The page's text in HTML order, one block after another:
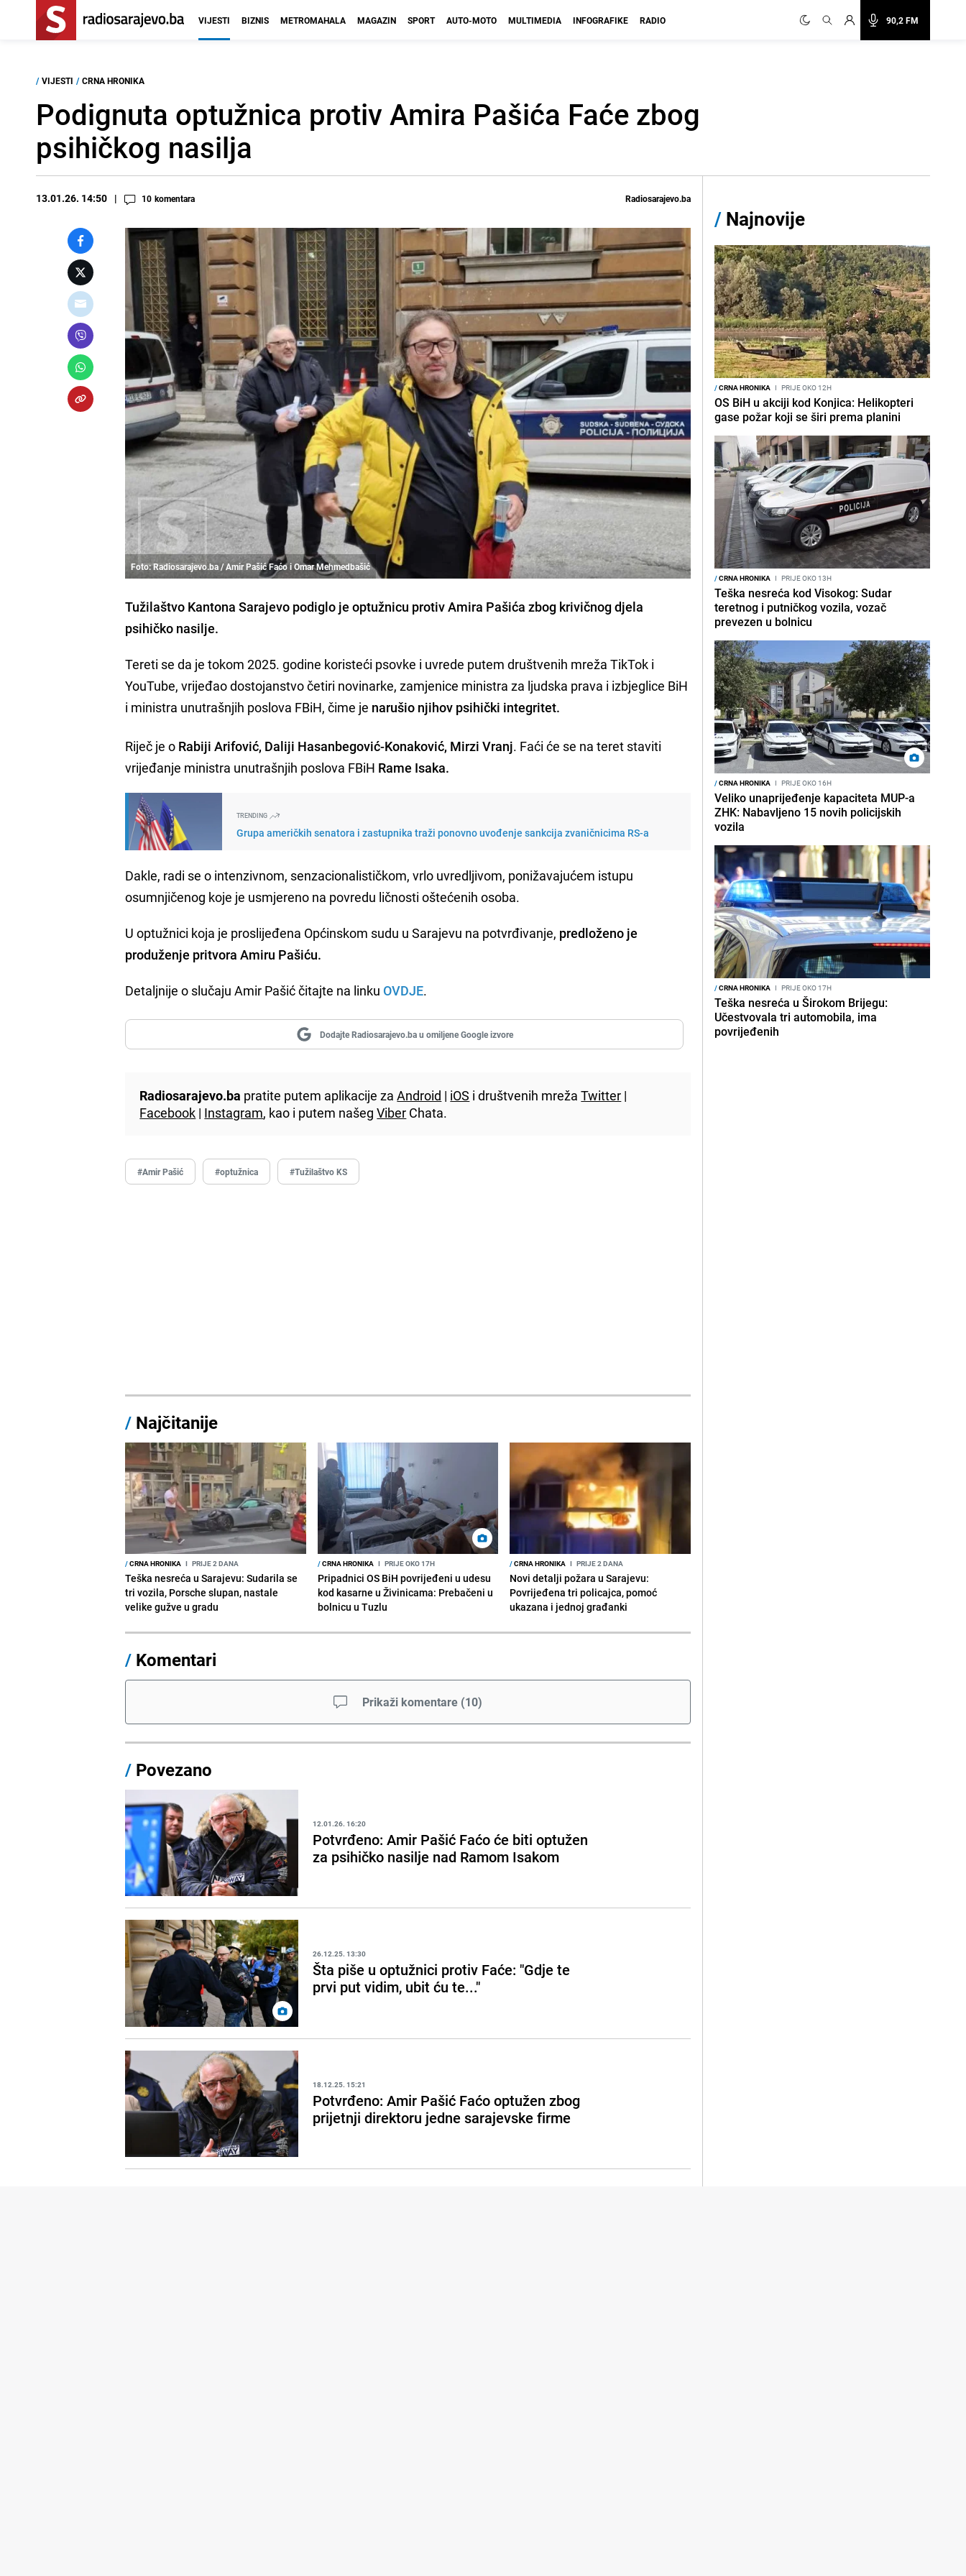
90,2 FM
VIJESTI BIZNIS METROMAHALA MAGAZIN SPORT AUTO-MOTO MULTIMEDIA INFOGRAFIKE RADIO
/ VIJESTI / CRNA HRONIKA
Podignuta optužnica protiv Amira Pašića Faće zbog
psihičkog nasilja
13.01.26. 14:50 10 komentara Radiosarajevo.ba
Foto: Radiosarajevo.ba / Amir Pašić Faćo i Omar Mehmedbašić
Tužilaštvo Kantona Sarajevo podiglo je optužnicu protiv Amira Pašića zbog krivičnog djela
psihičko nasilje.
Tereti se da je tokom 2025. godine koristeći psovke i uvrede putem društvenih mreža TikTok i
YouTube, vrijeđao dostojanstvo četiri novinarke, zamjenice ministra za ljudska prava i izbjeglice BiH
i ministra unutrašnjih poslova FBiH, čime je narušio njihov psihički integritet.
Riječ je o Rabiji Arifović, Daliji Hasanbegović-Konaković, Mirzi Vranj. Faći će se na teret staviti
vrijeđanje ministra unutrašnjih poslova FBiH Rame Isaka.
TRENDING
Grupa američkih senatora i zastupnika traži ponovno uvođenje sankcija zvaničnicima RS-a
Dakle, radi se o intenzivnom, senzacionalističkom, vrlo uvredljivom, ponižavajućem istupu
osumnjičenog koje je usmjereno na povredu ličnosti oštećenih osoba.
U optužnici koja je proslijeđena Općinskom sudu u Sarajevu na potvrđivanje, predloženo je
produženje pritvora Amiru Pašiću.
Detaljnije o slučaju Amir Pašić čitajte na linku OVDJE.
Dodajte Radiosarajevo.ba u omiljene Google izvore
Radiosarajevo.ba pratite putem aplikacije zaAndroid | iOS i društvenih mrežaTwitter |
Facebook | Instagram, kao i putem našegViber Chata.
#Amir Pašić #optužnica #Tužilaštvo KS
/ Najčitanije
/CRNA HRONIKA I PRIJE 2 DANA
Teška nesreća u Sarajevu: Sudarila se
tri vozila, Porsche slupan, nastale
velike gužve u gradu
/CRNA HRONIKA I PRIJE OKO 17H
Pripadnici OS BiH povrijeđeni u udesu
kod kasarne u Živinicama: Prebačeni u
bolnicu u Tuzlu
/CRNA HRONIKA I PRIJE 2 DANA
Novi detalji požara u Sarajevu:
Povrijeđena tri policajca, pomoć
ukazana i jednoj građanki
/ Komentari
Prikaži komentare (10)
/ Povezano
12.01.26. 16:20
Potvrđeno: Amir Pašić Faćo će biti optužen
za psihičko nasilje nad Ramom Isakom
26.12.25. 13:30
Šta piše u optužnici protiv Faće: "Gdje te
prvi put vidim, ubit ću te..."
18.12.25. 15:21
Potvrđeno: Amir Pašić Faćo optužen zbog
prijetnji direktoru jedne sarajevske firme
/ Najnovije
/CRNA HRONIKA I PRIJE OKO 12H
OS BiH u akciji kod Konjica: Helikopteri
gase požar koji se širi prema planini
/CRNA HRONIKA I PRIJE OKO 13H
Teška nesreća kod Visokog: Sudar
teretnog i putničkog vozila, vozač
prevezen u bolnicu
/CRNA HRONIKA I PRIJE OKO 16H
Veliko unaprijeđenje kapaciteta MUP-a
ZHK: Nabavljeno 15 novih policijskih
vozila
/CRNA HRONIKA I PRIJE OKO 17H
Teška nesreća u Širokom Brijegu:
Učestvovala tri automobila, ima
povrijeđenih